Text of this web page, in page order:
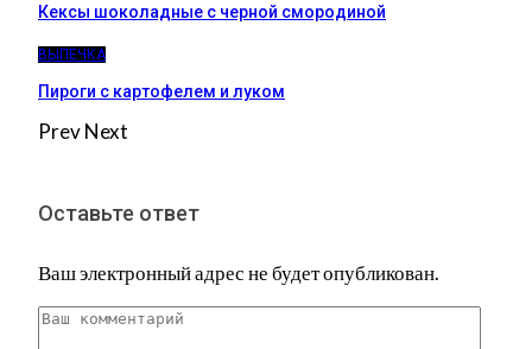
Кексы шоколадные с черной смородиной
ВЫПЕЧКА
Пироги c картофелем и луком
PrevNext
Оставьте ответ
Ваш электронный адрес не будет опубликован.